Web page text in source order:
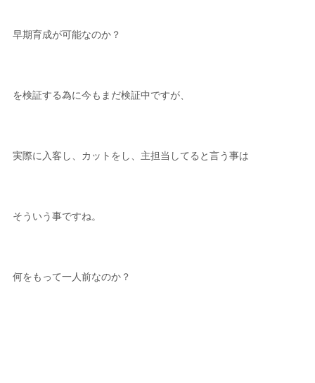
早期育成が可能なのか？
を検証する為に今もまだ検証中ですが、
実際に入客し、カットをし、主担当してると言う事は
そういう事ですね。
何をもって一人前なのか？